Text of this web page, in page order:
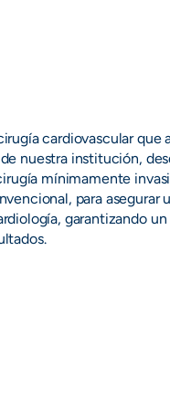
cardiovascular que
nuestra institución,
mínimamente
para asegurar
garantizando un